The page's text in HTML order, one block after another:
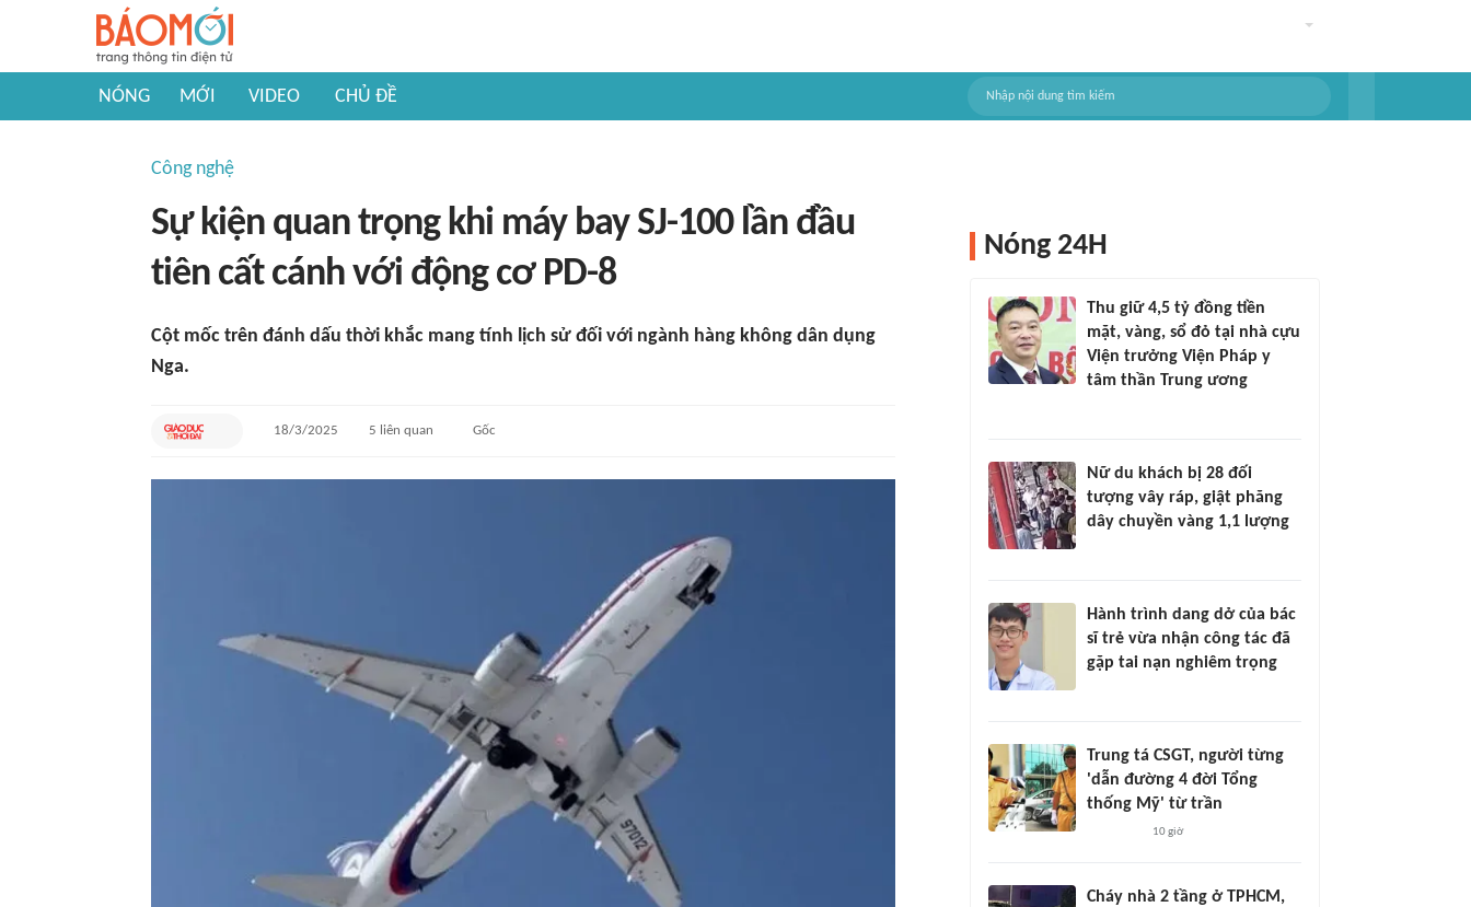
NÓNG MỚI VIDEO CHỦ ĐỀ
Công nghệ
Sự kiện quan trọng khi máy bay SJ-100 lần đầu
tiên cất cánh với động cơ PD-8
Cột mốc trên đánh dấu thời khắc mang tính lịch sử đối với ngành hàng không dân dụng
Nga.
18/3/2025 5 liên quan Gốc
Nóng 24H
Thu giữ 4,5 tỷ đồng tiền
mặt, vàng, sổ đỏ tại nhà cựu
Viện trưởng Viện Pháp y
tâm thần Trung ương
Nữ du khách bị 28 đối
tượng vây ráp, giật phăng
dây chuyền vàng 1,1 lượng
Hành trình dang dở của bác
sĩ trẻ vừa nhận công tác đã
gặp tai nạn nghiêm trọng
Trung tá CSGT, người từng
'dẫn đường 4 đời Tổng
thống Mỹ' từ trần
10 giờ
Cháy nhà 2 tầng ở TPHCM,